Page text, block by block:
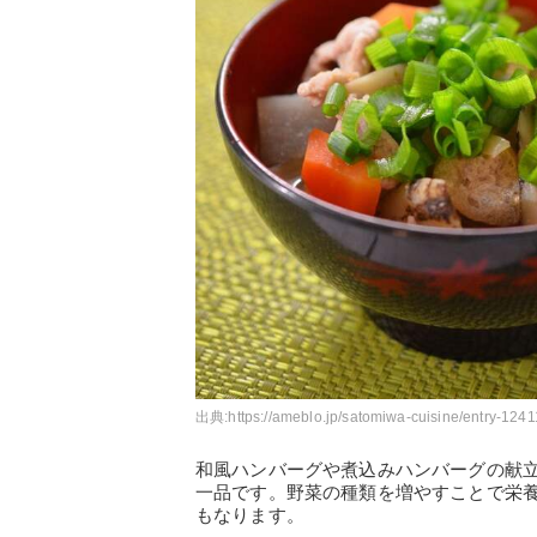
出典:https://ameblo.jp/satomiwa-cuisine/entry-
和風ハンバーグや煮込みハンバーグの献
一品です。野菜の種類を増やすことで栄
もなります。